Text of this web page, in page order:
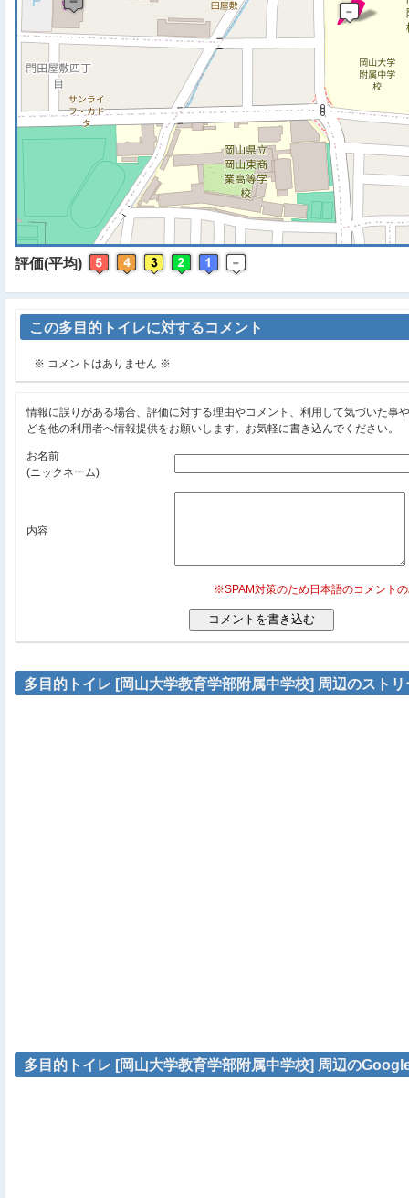
※ マップを検索、表示中
評価(平均)
この多目的トイレに対するコメント
※ コメントはありません ※
情報に誤りがある場合、評価に対する理由やコメント、利用して気づいた事
どを他の利用者へ情報提供をお願いします。お気軽に書き込んでください。
お名前
(ニックネーム)
内容
※SPAM対策のため日本語のコメント
多目的トイレ [岡山大学教育学部附属中学校] 周辺のスト
多目的トイレ [岡山大学教育学部附属中学校] 周辺の